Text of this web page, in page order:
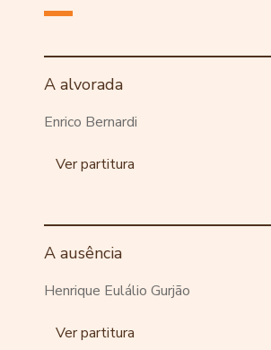
A alvorada
Enrico Bernardi
Ver partitura
A ausência
Henrique Eulálio Gurjão
Ver partitura